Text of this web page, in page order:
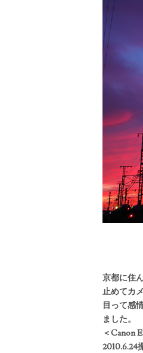
京都に住
止めてカ
目って感
ました。
＜Canon
2010.6.24